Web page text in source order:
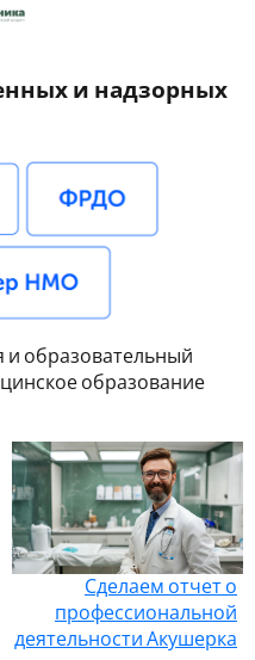
и надзорных
образовательный
образование
Сделаем отчет о
профессиональной
деятельности Акушерка